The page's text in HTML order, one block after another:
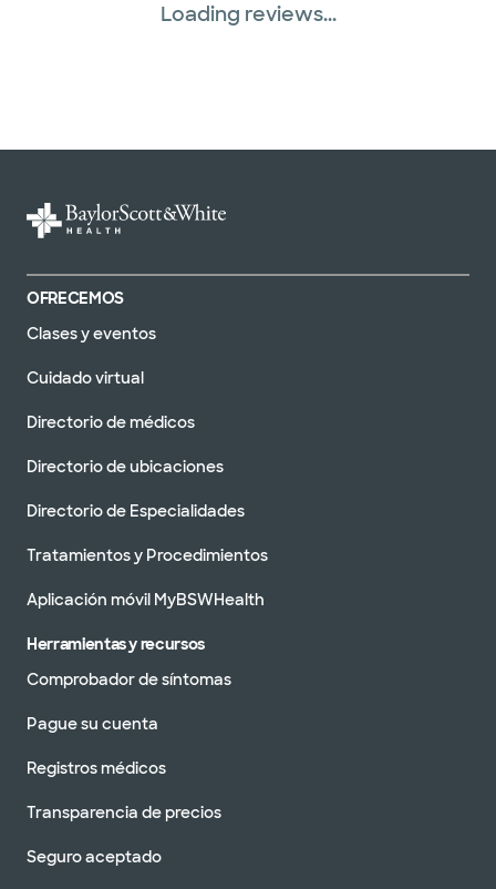
Loading reviews...
OFRECEMOS
Clases y eventos
Cuidado virtual
Directorio de médicos
Directorio de ubicaciones
Directorio de Especialidades
Tratamientos y Procedimientos
Aplicación móvil MyBSWHealth
Herramientas y recursos
Comprobador de síntomas
Pague su cuenta
Registros médicos
Transparencia de precios
Seguro aceptado